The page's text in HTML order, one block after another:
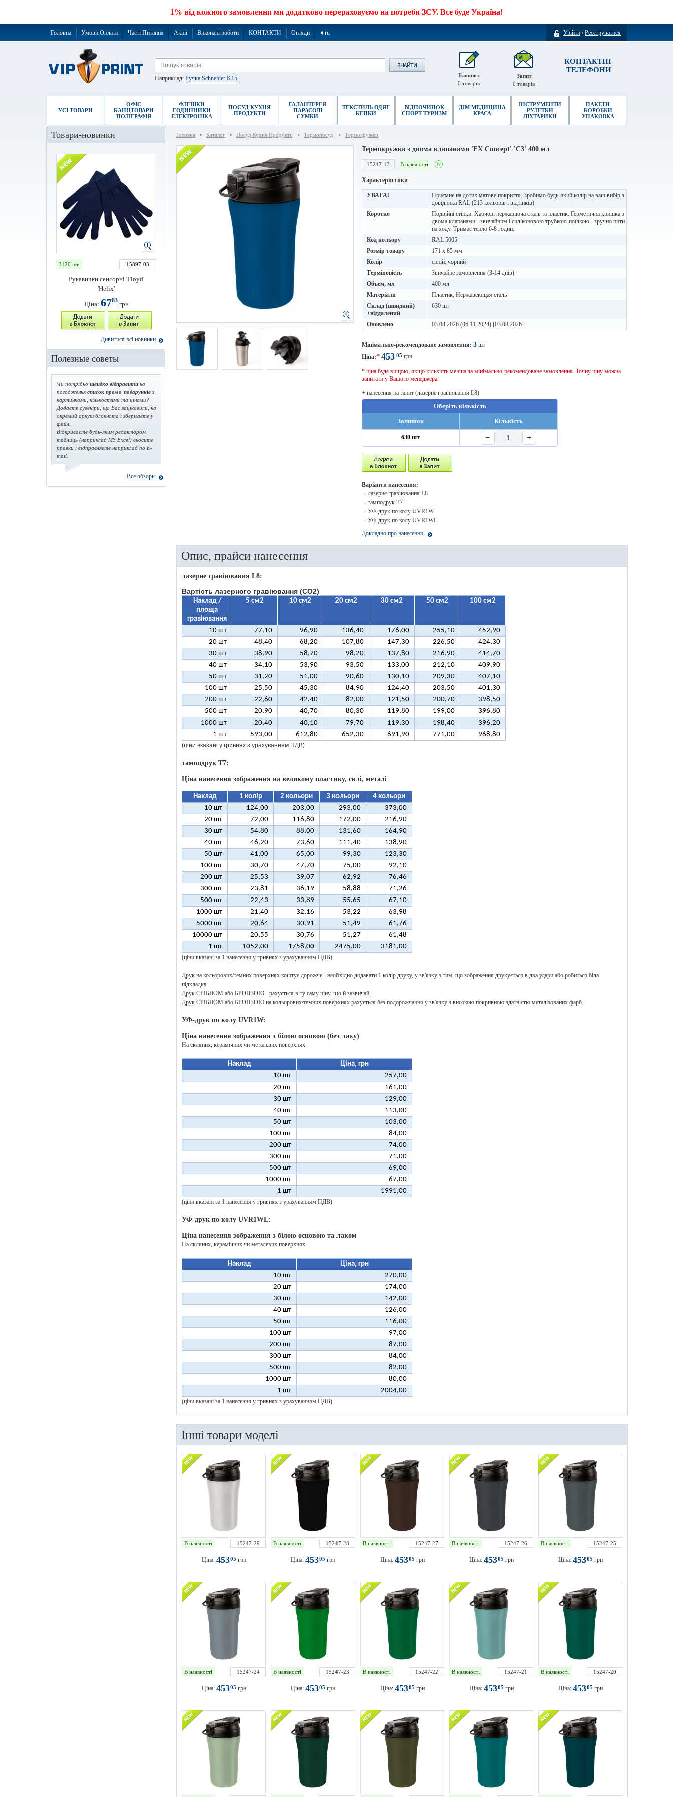
1% від кожного замовлення ми додатково перераховуємо на потреби ЗСУ. Все буде Україна!
Увійти /Реєструватися
Головна Умови Оплата Часті Питання Акції Виконані роботи КОНТАКТИ Огляди ➧ru
КОНТАКТНІ
ТЕЛЕФОНИ
Запит
0 товарів
Наприклад: Ручка Schneider K15
Блокнот
0 товарів
УСІ ТОВАРИ
ОФІС
КАНЦТОВАРИ
ПОЛІГРАФІЯ
ФЛЕШКИ
ГОДИННИКИ
ЕЛЕКТРОНІКА
ПОСУД КУХНЯ
ПРОДУКТИ
ГАЛАНТЕРЕЯ
ПАРАСОЛІ
СУМКИ
ТЕКСТИЛЬ ОДЯГ
КЕПКИ
ВІДПОЧИНОК
СПОРТ ТУРИЗМ
ДІМ МЕДИЦИНА
КРАСА
ІНСТРУМЕНТИ
РУЛЕТКИ
ЛІХТАРИКИ
ПАКЕТИ
КОРОБКИ
УПАКОВКА
Головна Каталог Посуд Кухня Продукти Термопосуд Термокружки
Термокружка з двома клапанами 'FX Concept' 'C3' 400 мл
15247-13 В наявності
Характеристики
УВАГА!
Приємне на дотик матове покриття. Зробимо будь-який колір на ваш вибір з
довідника RAL (213 кольорів і відтінків).
Коротко
Подвійні стінки. Харчові нержавіюча сталь та пластик. Герметична кришка з
двома клапанами - звичайним і силіконовою трубкою-поїлкою - зручно пити
на ходу. Тримає тепло 6-8 годин.
Код кольору
RAL 5005
Розмір товару
171 х 85 мм
Колір
синій, чорний
Терміновість
Звичайне замовлення (3-14 днів)
Объем, мл
400 мл
Матеріали
Пластик, Нержавеющая сталь
Склад (швидкий)
+віддалений
630 шт
Оновлено 03.08.2026 (06.11.2024) [03.08.2026]
Мінімально-рекомендоване замовлення: 3 шт
Ціна:* 453 05 грн
* ціна буде вищою, якщо кількість менша за мінімально-рекомендоване замовлення. Точну ціну можна
запитати у Вашого менеджера.
+ нанесення на запит (лазерне гравіювання L8)
Оберіть кількість
Залишок
Кількість
630 шт − +
Варіанти нанесення:
- лазерне гравіювання L8
- тамподрук T7
- УФ-друк по колу UVR1W
- УФ-друк по колу UVR1WL
Докладно про нанесення
Опис, прайси нанесення
лазерне гравіювання L8:
Вартість лазерного гравіювання (CO2)
Наклад /
площа
гравіювання
5 см2 10 см2 20 см2 30 см2 50 см2 100 см2
10 шт 77,10 96,90 136,40 176,00 255,10
452,90
20 шт
48,40 68,20 107,80 147,30 226,50
424,30
30 шт
38,90 58,70 98,20 137,80 216,90
414,70
40 шт
34,10 53,90 93,50 133,00 212,10
409,90
50 шт
31,20 51,00 90,60 130,10 209,30
407,10
100 шт
25,50 45,30 84,90 124,40 203,50
401,30
200 шт
22,60 42,40 82,00 121,50 200,70
398,50
500 шт
20,90 40,70 80,30 119,80 199,00
396,80
1000 шт
20,40 40,10 79,70 119,30 198,40
396,20
1 шт
593,00 612,80 652,30 691,90 771,00 968,80
(ціни вказані у гривнях з урахуванням ПДВ)
тамподрук T7:
Ціна нанесення зображення на великому пластику, склі, металі
Наклад 1 колір 2 кольори 3 кольори
4 кольори
10 шт
124,00 203,00 293,00
373,00
20 шт
72,00 116,80 172,00
216,90
30 шт
54,80 88,00 131,60
164,90
40 шт
46,20 73,60 111,40
138,90
50 шт
41,00 65,00 99,30
123,30
100 шт
30,70 47,70 75,00
92,10
200 шт
25,53 39,07 62,92
76,46
300 шт
23,81 36,19 58,88
71,26
500 шт
22,43 33,89 55,65
67,10
1000 шт
21,40 32,16 53,22
63,98
5000 шт
20,64 30,91 51,49
61,76
10000 шт
20,55 30,76 51,27
61,48
1 шт
1052,00 1758,00 2475,00 3181,00
(ціни вказані за 1 нанесення у гривнях з урахуванням ПДВ)
Друк на кольорових/темних поверхнях коштує дорожче - необхідно додавати 1 колір друку, у зв'язку з тим, що зображення друкується в два удари або робиться біла
підкладка.
Друк СРІБЛОМ або БРОНЗОЮ - рахується в ту саму ціну, що й зазвичай.
Друк СРІБЛОМ або БРОНЗОЮ на кольорових/темних поверхнях рахується без подорожчання у зв'язку з високою покривною здатністю металізованих фарб.
УФ-друк по колу UVR1W:
Ціна нанесення зображення з білою основою (без лаку)
На скляних, керамічних чи металевих поверхнях
Наклад
Ціна, грн
10 шт
257,00
20 шт
161,00
30 шт
129,00
40 шт
113,00
50 шт
103,00
100 шт
84,00
200 шт
74,00
300 шт
71,00
500 шт
69,00
1000 шт
67,00
1 шт
1991,00
(ціни вказані за 1 нанесення у гривнях з урахуванням ПДВ)
УФ-друк по колу UVR1WL:
Ціна нанесення зображення з білою основою та лаком
На скляних, керамічних чи металевих поверхнях
Наклад
Ціна, грн
10 шт
270,00
20 шт
174,00
30 шт
142,00
40 шт
126,00
50 шт
116,00
100 шт
97,00
200 шт
87,00
300 шт
84,00
500 шт
82,00
1000 шт
80,00
1 шт
2004,00
(ціни вказані за 1 нанесення у гривнях з урахуванням ПДВ)
Інші товари моделі
В наявності 15247-29
Ціна: 45305 грн
В наявності 15247-28
Ціна: 45305 грн
В наявності 15247-27
Ціна: 45305 грн
В наявності 15247-26
Ціна: 45305 грн
В наявності 15247-25
Ціна: 45305 грн
В наявності 15247-24
Ціна: 45305 грн
В наявності 15247-23
Ціна: 45305 грн
В наявності 15247-22
Ціна: 45305 грн
В наявності 15247-21
Ціна: 45305 грн
В наявності 15247-20
Ціна: 45305 грн
Товари-новинки
3120 шт. 15897-03
Рукавички сенсорні 'Floyd'
'Helix'
Ціна: 6783грн
Дивитися всі новинки
Полезные советы
Чи потрібно швидко відправити на
погодження список промо-подарунків з
картинками, кількостями та цінами?
Додаєте сувеніри, що Вас зацікавили, на
окремий аркуш блокнота і зберігаєте у
файл.
Відкриваєте будь-яким редактором
таблиць (наприклад MS Excel) вносите
правки і відправляєте наприклад по E-
mail.
Все обзоры